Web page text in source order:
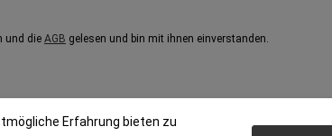
und die AGB gelesen und bin mit ihnen einverstanden.
Erfahrung bieten zu